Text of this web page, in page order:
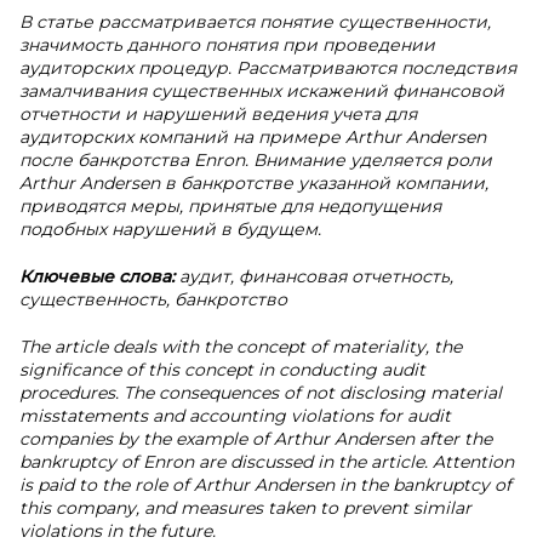
В статье рассматривается понятие существенности,
значимость данного понятия при проведении
аудиторских процедур. Рассматриваются последствия
замалчивания существенных искажений финансовой
отчетности и нарушений ведения учета для
аудиторских компаний на примере Arthur Andersen
после банкротства Enron. Внимание уделяется роли
Arthur Andersen в банкротстве указанной компании,
приводятся меры, принятые для недопущения
подобных нарушений в будущем.
Ключевые слова:аудит, финансовая отчетность,
существенность, банкротство
The article deals with the concept of materiality, the
significance of this concept in conducting audit
procedures. The consequences of not disclosing material
misstatements and accounting violations for audit
companies by the example of Arthur Andersen after the
bankruptcy of Enron are discussed in the article. Attention
is paid to the role of Arthur Andersen in the bankruptcy of
this company, and measures taken to prevent similar
violations in the future.